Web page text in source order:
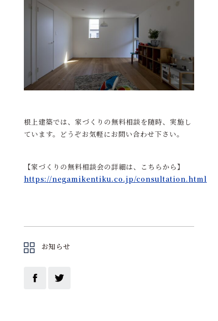
根上建築では、家づくりの無料相談を随時、実施し
ています。どうぞお気軽にお問い合わせ下さい。
【家づくりの無料相談会の詳細は、こちらから】
https://negamikentiku.co.jp/consultation.html
お知らせ